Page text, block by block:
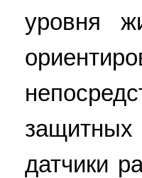
уровня
датчики